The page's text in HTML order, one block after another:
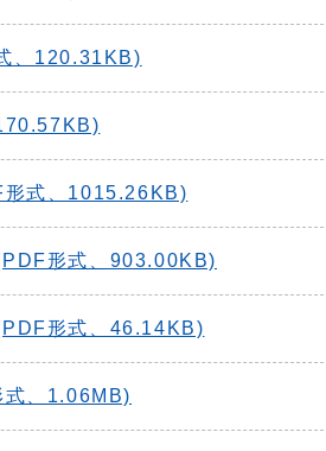
、120.31KB)
式、1015.26KB)
形式、903.00KB)
形式、46.14KB)
、1.06MB)